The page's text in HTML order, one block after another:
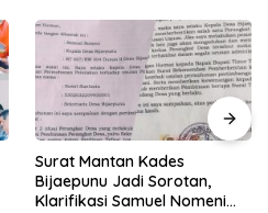
Surat Mantan Kades
Bijaepunu Jadi Sorotan,
Klarifikasi Samuel Nomeni